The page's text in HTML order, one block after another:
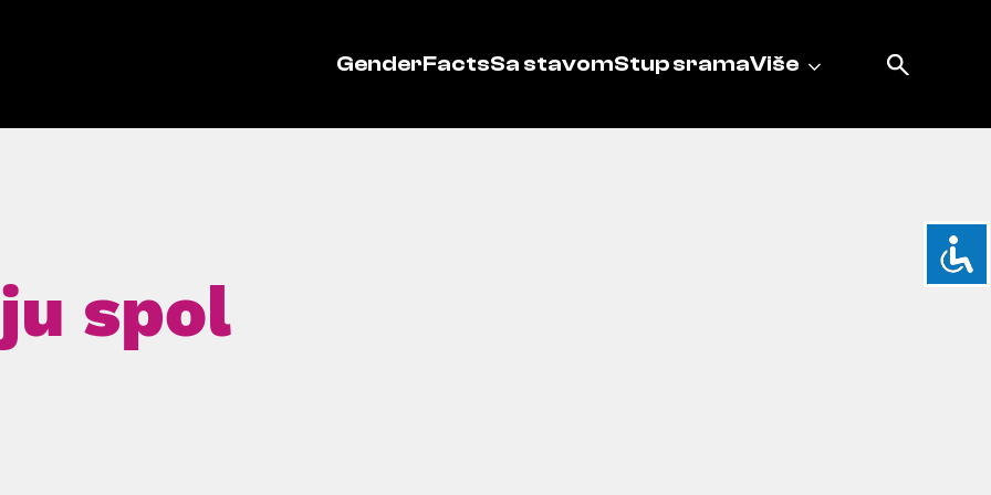
GenderFactsSa stavomStup sramaViše
spol